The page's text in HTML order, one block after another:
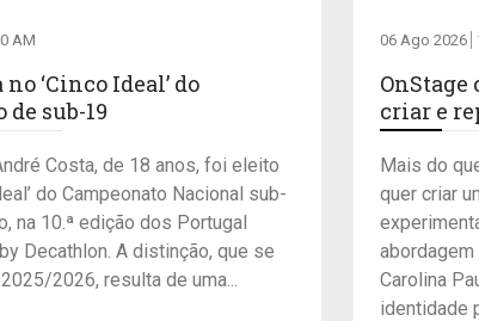
AM
‘Cinco Ideal’ do
de sub-19
Costa, de 18 anos, foi eleito
do Campeonato Nacional sub-
na 10.ª edição dos Portugal
Decathlon. A distinção, que se
2026, resulta de uma...
06 Ago 2026
OnStage
criar e
Mais do
quer criar
Carolina
identidade